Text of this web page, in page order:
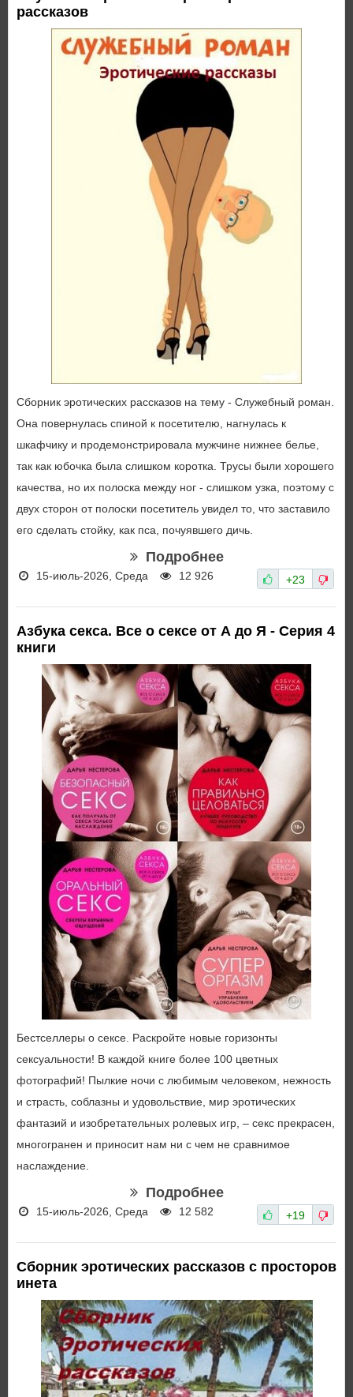
рассказов
Сборник эротических рассказов на тему - Служебный роман.
Она повернулась спиной к посетителю, нагнулась к
шкафчику и продемонстрировала мужчине нижнее белье,
так как юбочка была слишком коротка. Трусы были хорошего
качества, но их полоска между ног - слишком узка, поэтому с
двух сторон от полоски посетитель увидел то, что заставило
его сделать стойку, как пса, почуявшего дичь.
Подробнее
15-июль-2026, Среда 12 926 +23
Азбука секса. Все о сексе от А до Я - Серия 4
книги
Бестселлеры о сексе. Раскройте новые горизонты
сексуальности! В каждой книге более 100 цветных
фотографий! Пылкие ночи с любимым человеком, нежность
и страсть, соблазны и удовольствие, мир эротических
фантазий и изобретательных ролевых игр, – секс прекрасен,
многогранен и приносит нам ни с чем не сравнимое
наслаждение.
Подробнее
15-июль-2026, Среда 12 582 +19
Сборник эротических рассказов с просторов
инета